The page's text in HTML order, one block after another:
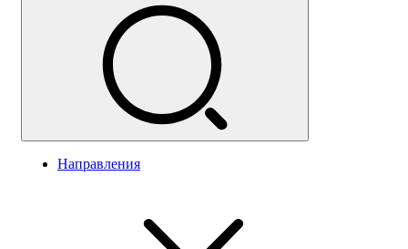
Направления